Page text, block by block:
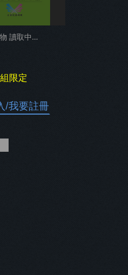
讀取中...
限定
/我要註冊